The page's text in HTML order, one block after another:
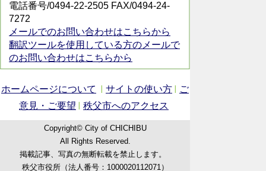
電話番号/0494-22-2505 FAX/0494-24-
7272
メールでのお問い合わせはこちらから
翻訳ツールを使用している方のメールで
のお問い合わせはこちらから
ホームページについて サイトの使い方
ご
意見・ご要望
秩父市へのアクセス
Copyright© City of CHICHIBU
All Rights Reserved.
掲載記事、写真の無断転載を禁止します。
秩父市役所（法人番号：1000020112071）